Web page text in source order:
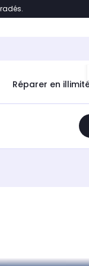
Accéder
Réparer en